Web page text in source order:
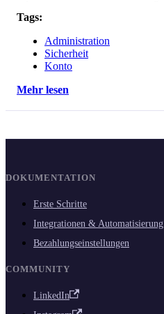
Tags:
Administration
Sicherheit
Konto
Mehr lesen
DOKUMENTATION
Erste Schritte
Integrationen & Automatisierung
Bezahlungseinstellungen
COMMUNITY
LinkedIn